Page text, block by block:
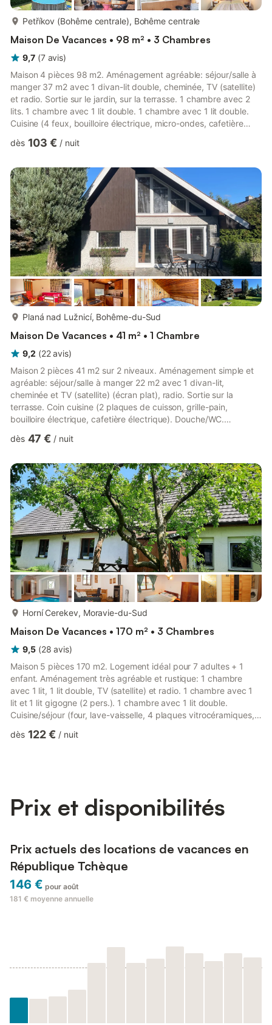
Petříkov (Bohême centrale), Bohême centrale
Maison De Vacances • 98 m² • 3 Chambres
9,7 (7 avis)
Maison 4 pièces 98 m2. Aménagement agréable: séjour/salle à
manger 37 m2 avec 1 divan-lit double, cheminée, TV (satellite)
et radio. Sortie sur le jardin, sur la terrasse. 1 chambre avec 2
lits. 1 chambre avec 1 lit double. 1 chambre avec 1 lit double.
Cuisine (4 feux, bouilloire électrique, micro-ondes, cafetière
disposition: lave-linge. Internet (Connexion WIFI, gratuit).
autorisé.
dès 103 € / nuit
Planá nad Lužnicí, Bohême-du-Sud
Maison De Vacances • 41 m² • 1 Chambre
9,2 (22 avis)
Maison 2 pièces 41 m2 sur 2 niveaux. Aménagement simple et
agréable: séjour/salle à manger 22 m2 avec 1 divan-lit,
cheminée et TV (satellite) (écran plat), radio. Sortie sur la
terrasse. Coin cuisine (2 plaques de cuisson, grille-pain,
bouilloire électrique, cafetière électrique). Douche/WC.
mansardée avec 1 lit. 1 chambre double 8 m2, mansardée.
familles. Maximum 1 animal/ chien de petite taille autorisé. TV
seulement CS, AT. Au lieu d'une chambre fermée, des espaces
de couch...
dès 47 € / nuit
Horní Cerekev, Moravie-du-Sud
Maison De Vacances • 170 m² • 3 Chambres
9,5 (28 avis)
Maison 5 pièces 170 m2. Logement idéal pour 7 adultes + 1
enfant. Aménagement très agréable et rustique: 1 chambre
avec 1 lit, 1 lit double, TV (satellite) et radio. 1 chambre avec 1
lit et 1 lit gigogne (2 pers.). 1 chambre avec 1 lit double.
Cuisine/séjour (four, lave-vaisselle, 4 plaques vitrocéramiques,
poele de faience. Salle de bains, WC séparé avec baignoire
dès 122 € / nuit
Prix et disponibilités
Prix actuels des locations de vacances en
République Tchèque
146 € pour août
181 € moyenne annuelle